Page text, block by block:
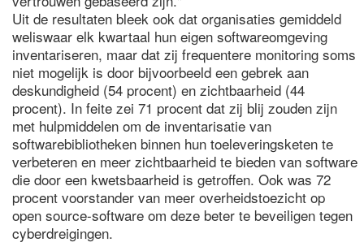
Uit de resultaten bleek ook dat organisaties gemiddeld
weliswaar elk kwartaal hun eigen softwareomgeving
inventariseren, maar dat zij frequentere monitoring soms
niet mogelijk is door bijvoorbeeld een gebrek aan
deskundigheid (54 procent) en zichtbaarheid (44
procent). In feite zei 71 procent dat zij blij zouden zijn
met hulpmiddelen om de inventarisatie van
softwarebibliotheken binnen hun toeleveringsketen te
verbeteren en meer zichtbaarheid te bieden van software
die door een kwetsbaarheid is getroffen. Ook was 72
procent voorstander van meer overheidstoezicht op
open source-software om deze beter te beveiligen tegen
cyberdreigingen.